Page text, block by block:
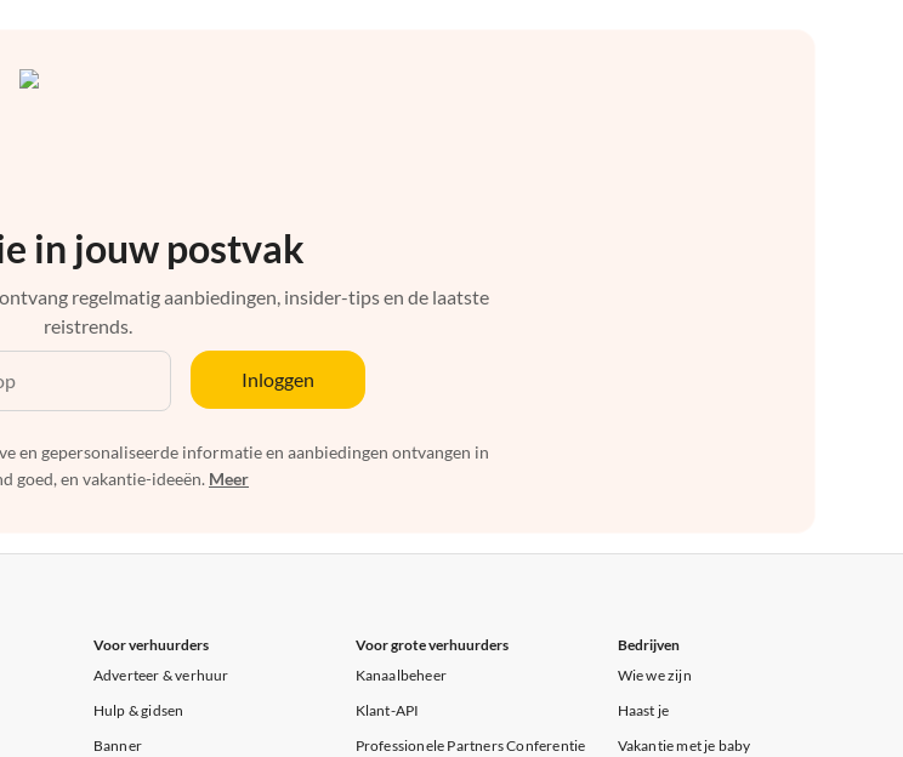
in jouw postvak
regelmatig aanbiedingen, insider-tips en de laatste
reistrends.
Inloggen
en gepersonaliseerde informatie en aanbiedingen ontvangen in
goed, en vakantie-ideeën. Meer
Voor verhuurders
Adverteer & verhuur
Hulp & gidsen
Banner
Voor grote verhuurders
Kanaalbeheer
Klant-API
Professionele Partners Conferentie
Bedrijven
Wie we zijn
Haast je
Vakantie met je baby